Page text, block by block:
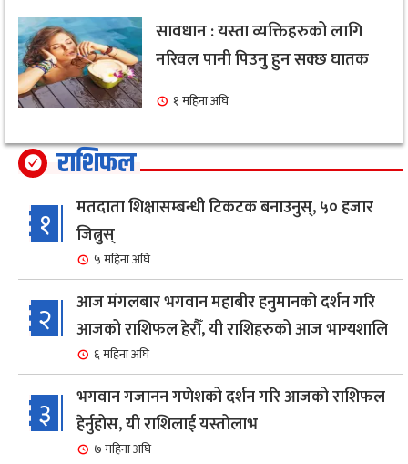
सावधान : यस्ता व्यक्तिहरुको लागि
नरिवल पानी पिउनु हुन सक्छ घातक
१ महिना अघि
राशिफल
१
मतदाता शिक्षासम्बन्धी टिकटक बनाउनुस्, ५० हजार
जित्नुस्
५ महिना अघि
२
आज मंगलबार भगवान महाबीर हनुमानको दर्शन गरि
आजको राशिफल हेरौँ, यी राशिहरुको आज भाग्यशालि
६ महिना अघि
३
भगवान गजानन गणेशको दर्शन गरि आजको राशिफल
हेर्नुहोस, यी राशिलाई यस्तोलाभ
७ महिना अघि